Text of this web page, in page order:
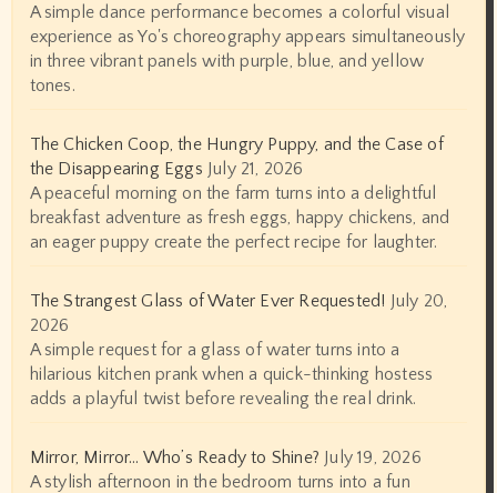
A simple dance performance becomes a colorful visual
experience as Yo's choreography appears simultaneously
in three vibrant panels with purple, blue, and yellow
tones.
The Chicken Coop, the Hungry Puppy, and the Case of
the Disappearing Eggs July 21, 2026
A peaceful morning on the farm turns into a delightful
breakfast adventure as fresh eggs, happy chickens, and
an eager puppy create the perfect recipe for laughter.
The Strangest Glass of Water Ever Requested! July 20,
2026
A simple request for a glass of water turns into a
hilarious kitchen prank when a quick-thinking hostess
adds a playful twist before revealing the real drink.
Mirror, Mirror… Who’s Ready to Shine? July 19, 2026
A stylish afternoon in the bedroom turns into a fun